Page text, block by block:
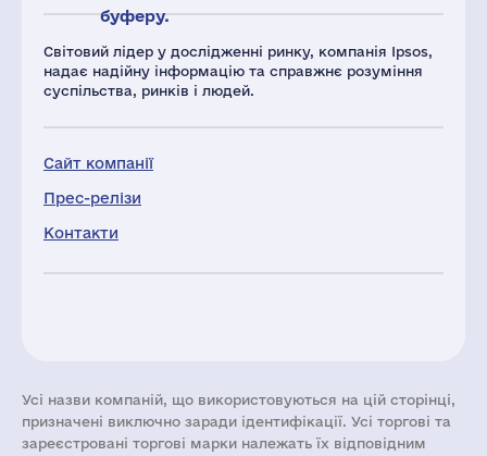
Світовий лідер у дослідженні ринку, компанія Ipsos,
надає надійну інформацію та справжнє розуміння
суспільства, ринків і людей.
Сайт компанії
Прес-релізи
Контакти
буферу.
Усі назви компаній, що використовуються на цій сторінці,
призначені виключно заради ідентифікації. Усі торгові та
зареєстровані торгові марки належать їх відповідним